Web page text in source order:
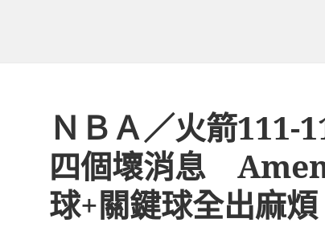
ＮＢＡ／火箭
四個壞消息
球+關鍵球全出麻煩